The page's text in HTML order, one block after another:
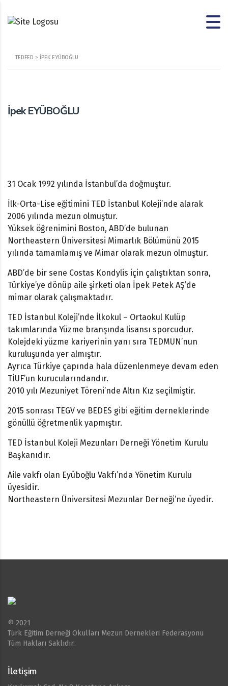
TEDFED > İPEK EYÜBOĞLU
İpek EYÜBOĞLU
31 Ocak 1992 yılında İstanbul’da doğmuştur.
İlk-Orta-Lise eğitimini TED İstanbul Koleji’nde alarak
2006 yılında mezun olmuştur.
Yüksek öğrenimini Boston, ABD’de bulunan
Northeastern Üniversitesi Mimarlık Bölümünü 2015
yılında tamamlamış ve Mimar olarak mezun olmuştur.
ABD’de bir sene Costas Kondylis için çalıştıktan sonra,
Türkiye’ye dönüp aile şirketi olan İpek Petek AŞ’de
mimar olarak çalışmaktadır.
TED İstanbul Koleji’nde İlkokul – Ortaokul Kulüp
takımlarında Yüzme branşında lisansı sporcudur.
Kolejdeki yüzme kariyerinin yanı sıra TEDMUN’nun
kuruluşunda yer almıştır.
Ayrıca Türkiye çapında hala düzenlenmeye devam eden
TİUF’un kurucularındandır.
2010 yılı Mezuniyet Töreni’nde Altın Kız seçilmiştir.
2015 sonrası TEGV ve BEDES gibi eğitim derneklerinde
gönüllü öğretmenlik yapmıştır.
TED İstanbul Koleji Mezunları Derneği Yönetim Kurulu
Başkanıdır.
Aile vakfı olan Eyüboğlu Vakfı’nda Yönetim Kurulu
üyesidir.
Northeastern Üniversitesi Mezunlar Derneği’ne üyedir.
© 2021
Türk Eğitim Derneği Okulları Mezun Dernekleri Federasyonu
Tüm Hakları Saklıdır.
İletişim